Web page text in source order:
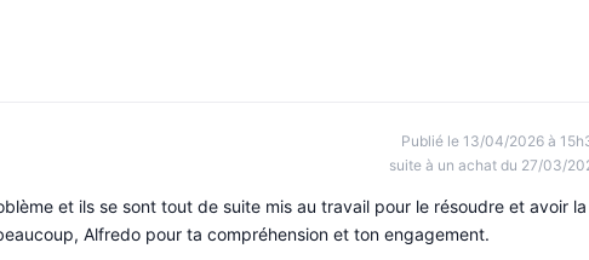
Publié le 13/04/2026 à
suite à un achat du 27/03/
et ils se sont tout de suite mis au travail pour le résoudre et avoir la
Alfredo pour ta compréhension et ton engagement.